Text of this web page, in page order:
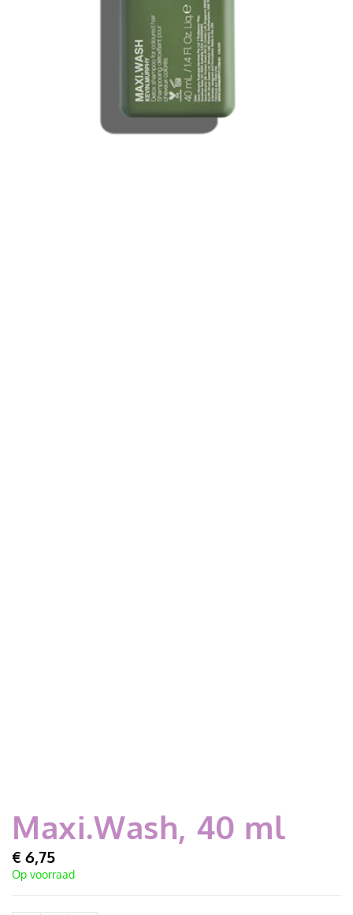
Maxi.Wash, 40 ml
€ 6,75
Op voorraad